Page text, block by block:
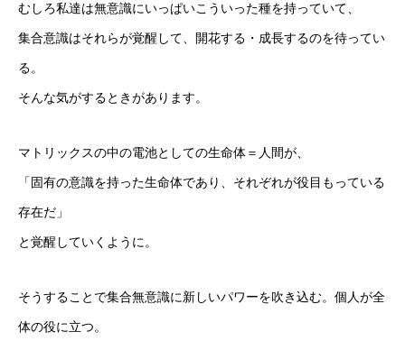
むしろ私達は無意識にいっぱいこういった種を持っていて、
集合意識はそれらが覚醒して、開花する・成長するのを待ってい
る。
そんな気がするときがあります。
マトリックスの中の電池としての生命体＝人間が、
「固有の意識を持った生命体であり、それぞれが役目もっている
存在だ」
と覚醒していくように。
そうすることで集合無意識に新しいパワーを吹き込む。個人が全
体の役に立つ。